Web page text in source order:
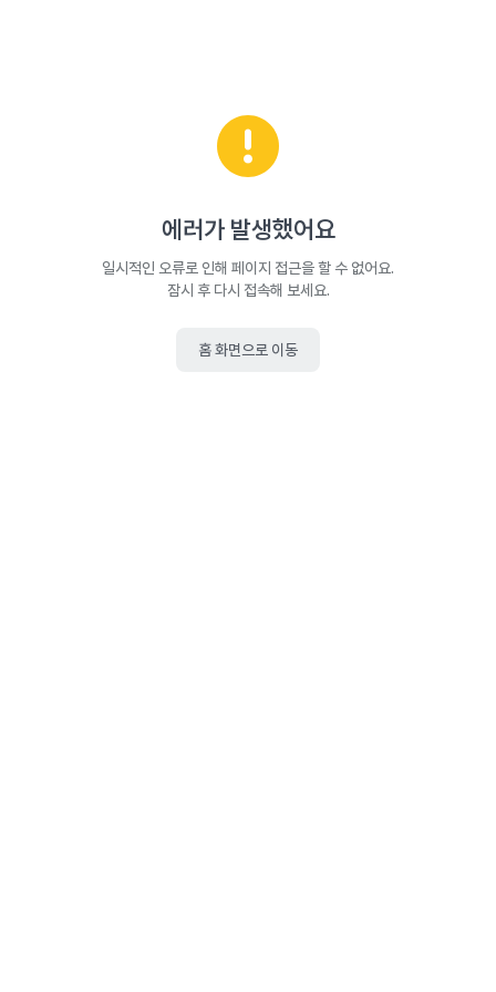
에러가 발생했어요
일시적인 오류로 인해 페이지 접근을 할 수 없어요.
잠시 후 다시 접속해 보세요.
홈 화면으로 이동